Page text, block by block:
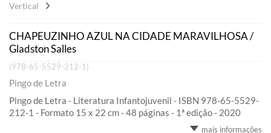
Vertical
CHAPEUZINHO AZUL NA CIDADE MARAVILHOSA /
Gladston Salles
(978-65-5529-212-1)
Pingo de Letra
Pingo de Letra - Literatura Infantojuvenil - ISBN 978-65-5529-
212-1 - Formato 15 x 22 cm - 48 páginas - 1ª edição - 2020
mais informações